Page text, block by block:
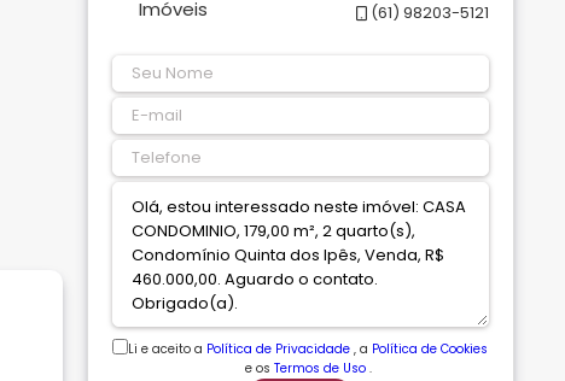
(61) 98203-5121
Li e aceito a Política de Privacidade , a Política de Cookies
e os Termos de Uso.